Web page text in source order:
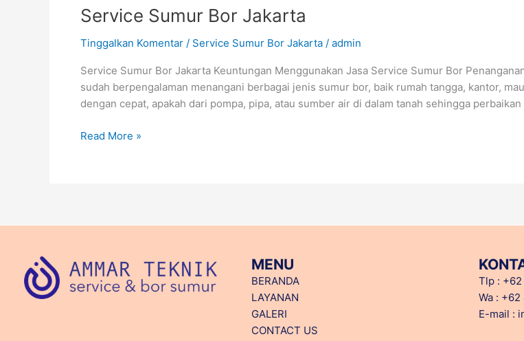
Service Sumur Bor Jakarta
Tinggalkan Komentar / Service Sumur Bor Jakarta / admin
Service Sumur Bor Jakarta Keuntungan Menggunakan Jasa Service Sumur Bor
sudah berpengalaman menangani berbagai jenis sumur bor, baik rumah tangga, kantor,
dengan cepat, apakah dari pompa, pipa, atau sumber air di dalam tanah sehingga
Read More »
MENU
BERANDA
LAYANAN
GALERI
CONTACT US
Tlp :
Wa :
E-mail :